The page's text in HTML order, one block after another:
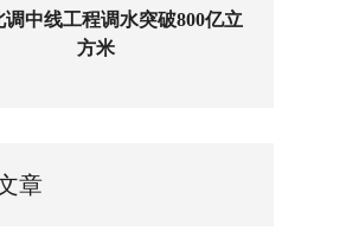
调中线工程调水突破800亿立
方米
章